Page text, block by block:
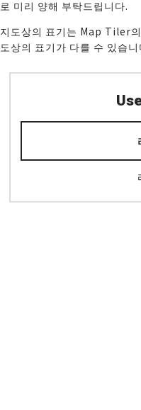
로 미리 양해 부탁드립니다.
지도상의 표기는 Map Tiler
도상의 표기가 다를 수 있습니